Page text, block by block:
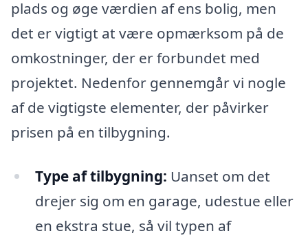
plads og øge værdien af ens bolig, men
det er vigtigt at være opmærksom på de
omkostninger, der er forbundet med
projektet. Nedenfor gennemgår vi nogle
af de vigtigste elementer, der påvirker
prisen på en tilbygning.
Type af tilbygning: Uanset om det
drejer sig om en garage, udestue eller
en ekstra stue, så vil typen af